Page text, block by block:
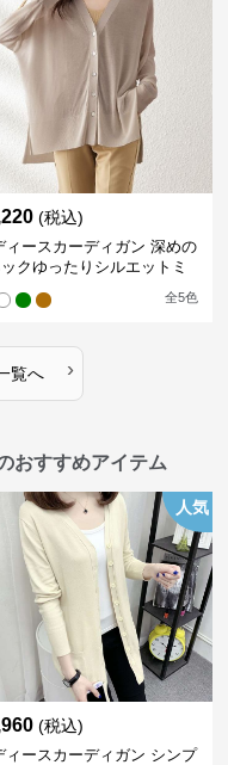
(税込)
ィースカーディガン 深めの
クゆったりシルエットミ
全5色
覧へ ›
おすすめアイテム
人気
(税込)
ィースカーディガン シンプ